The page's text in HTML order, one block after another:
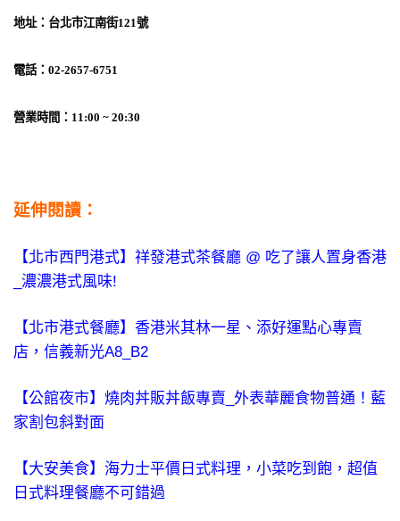
地址：台北市江南街121號
電話：02-2657-6751
營業時間：11:00 ~ 20:30
延伸閱讀：
【北市西門港式】祥發港式茶餐廳 @ 吃了讓人置身香港
_濃濃港式風味!
【北市港式餐廳】香港米其林一星、添好運點心專賣
店，信義新光A8_B2
【公館夜市】燒肉丼販丼飯專賣_外表華麗食物普通！藍
家割包斜對面
【大安美食】海力士平價日式料理，小菜吃到飽，超值
日式料理餐廳不可錯過